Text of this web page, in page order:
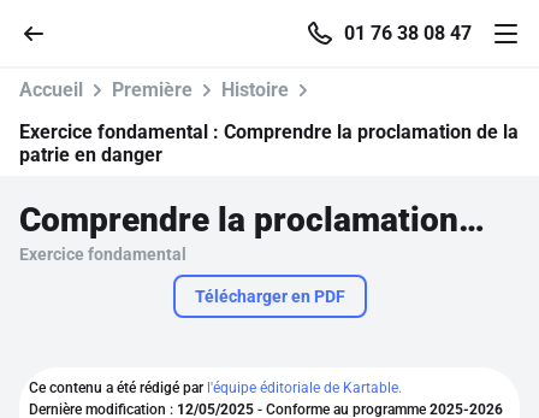
01 76 38 08 47
Parcourir
Se connecter
Accueil Première
Histoire
Exercice fondamental : Comprendre la proclamation de la
patrie en danger
Comprendre la proclamation de la patrie en danger
Exercice fondamental
Télécharger en PDF
Ce contenu a été rédigé par l'équipe éditoriale de Kartable.
Dernière modification : 12/05/2025 - Conforme au programme 2025-2026